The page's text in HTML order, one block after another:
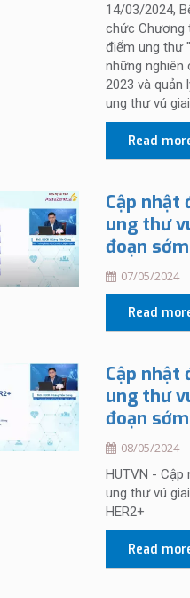
14/03/2024,
chức Chương
điểm ung thư
những nghiên
2023 và quản
ung thư vú
Read
Cập nhật
ung thư
đoạn sớm
07/05/2024
Read
Cập nhật
ung thư
đoạn sớm
08/05/2024
HUTVN - Cập
ung thư vú
HER2+
Read